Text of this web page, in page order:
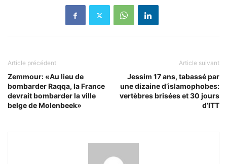
Article précédent
Zemmour: «Au lieu de
bombarder Raqqa, la France
devrait bombarder la ville
belge de Molenbeek»
Article suivant
Jessim 17 ans, tabassé par
une dizaine d’islamophobes:
vertèbres brisées et 30 jours
d’ITT